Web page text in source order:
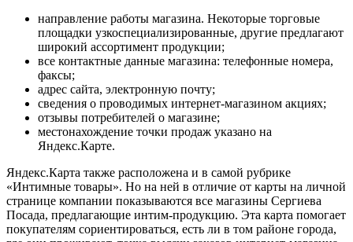
направление работы магазина. Некоторые торговые
площадки узкоспециализированные, другие предлагают
широкий ассортимент продукции;
все контактные данные магазина: телефонные номера,
факсы;
адрес сайта, электронную почту;
сведения о проводимых интернет-магазином акциях;
отзывы потребителей о магазине;
местонахождение точки продаж указано на
Яндекс.Карте.
Яндекс.Карта также расположена и в самой рубрике
«Интимные товары». Но на ней в отличие от карты на личной
странице компании показываются все магазины Сергиева
Посада, предлагающие интим-продукцию. Эта карта помогает
покупателям сориентироваться, есть ли в том районе города,